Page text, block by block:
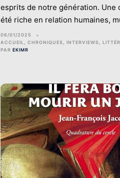
esprits de notre génération. Une
été riche en relation humaines,
06/01/2025
ACCUEIL
CHRONIQUES INTERVIEWS
PAR EKIMR